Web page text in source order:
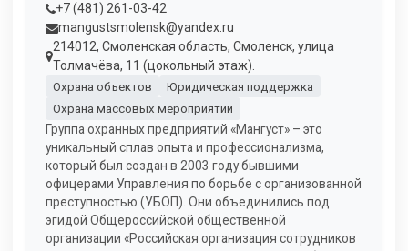
+7 (481) 261-03-42
mangustsmolensk@yandex.ru
214012, Смоленская область, Смоленск, улица
Толмачёва, 11 (цокольный этаж).
Охрана объектов
Юридическая поддержка
Охрана массовых мероприятий
Группа охранных предприятий «Мангуст» – это
уникальный сплав опыта и профессионализма,
который был создан в 2003 году бывшими
офицерами Управления по борьбе с организованной
преступностью (УБОП). Они объединились под
эгидой Общероссийской общественной
организации «Российская организация сотрудников